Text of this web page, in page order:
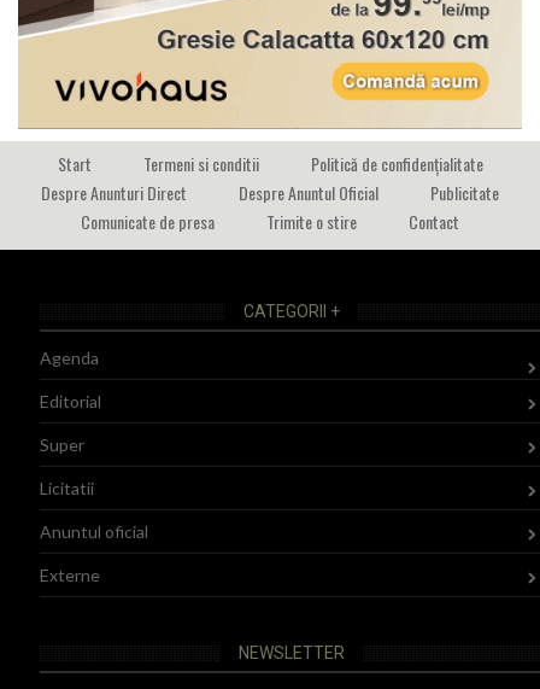
Start Termeni si conditii
Politică de confidențialitate
Despre Anunturi Direct
Despre Anuntul Oficial
Publicitate
Comunicate de presa
Trimite o stire Contact
CATEGORII +
Agenda
Editorial
Super
Licitatii
Anuntul oficial
Externe
NEWSLETTER